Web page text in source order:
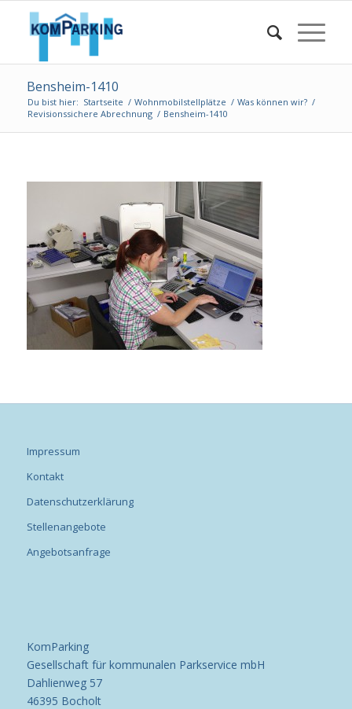
Bensheim-1410
Du bist hier: Startseite / Wohnmobilstellplätze / Was können wir? /
Revisionssichere Abrechnung / Bensheim-1410
Impressum
Kontakt
Datenschutzerklärung
Stellenangebote
Angebotsanfrage
KomParking
Gesellschaft für kommunalen Parkservice mbH
Dahlienweg 57
46395 Bocholt